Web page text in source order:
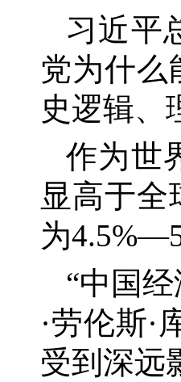
习近平
党为什么
史逻辑、
作为世
显高于
为
“中国
·劳伦斯
受到深远